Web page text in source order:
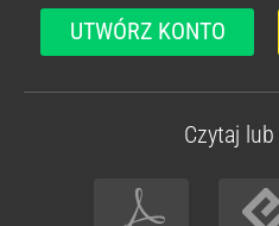
UTWÓRZ KONTO
Czytaj